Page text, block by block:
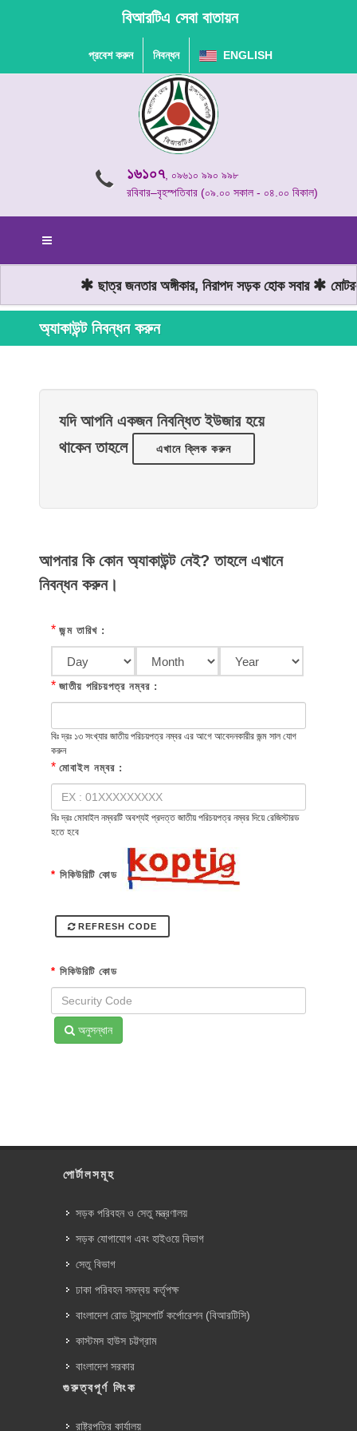
বিআরটিএ সেবা বাতায়ন
প্রবেশ করুন নিবন্ধন ENGLISH
১৬১০৭, ০৯৬১০ ৯৯০ ৯৯৮
রবিবার–বৃহস্পতিবার (০৯.০০ সকাল - ০৪.০০ বিকাল)
ছাত্র জনতার অঙ্গীকার, নিরাপদ সড়ক হোক সবার
অ্যাকাউন্ট নিবন্ধন করুন
যদি আপনি একজন নিবন্ধিত ইউজার হয়ে
থাকেন তাহলে
এখানে ক্লিক করুন
আপনার কি কোন অ্যাকাউন্ট নেই? তাহলে এখানে
নিবন্ধন করুন।
* জন্ম তারিখ :
* জাতীয় পরিচয়পত্র নম্বর :
বিঃ দ্রঃ ১৩ সংখ্যার জাতীয় পরিচয়পত্র নম্বর এর আগে আবেদনকারীর জন্ম সাল যোগ
করুন
* মোবাইল নম্বর :
বিঃ দ্রঃ মোবাইল নম্বরটি অবশ্যই প্রদত্ত জাতীয় পরিচয়পত্র নম্বর দিয়ে রেজিস্টারড
হতে হবে
* সিকিউরিটি কোড
REFRESH CODE
* সিকিউরিটি কোড
অনুসন্ধান
পোর্টালসমূহ
সড়ক পরিবহন ও সেতু মন্ত্রণালয়
সড়ক যোগাযোগ এবং হাইওয়ে বিভাগ
সেতু বিভাগ
ঢাকা পরিবহন সমন্বয় কর্তৃপক্ষ
বাংলাদেশ রোড ট্রান্সপোর্ট কর্পোরেশন (বিআরটিসি)
কাস্টমস হাউস চট্টগ্রাম
বাংলাদেশ সরকার
গুরুত্বপূর্ণ লিংক
রাষ্ট্রপতির কার্যালয়